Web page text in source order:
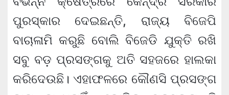
ପୁରସ୍କାର ଦେଇଛନ୍ତି, ରାଜ୍ୟ ବିଜେପି
ବାଚାଳାମି କରୁଛି ବୋଲି ବିଜେଡି ଯୁକ୍ତି ରଖି
ସବୁ ବଡ଼ ପ୍ରସଙ୍ଗକୁ ଅତି ସହଜରେ ହାଲକା
କରିଦେଉଛି। ଏହାଫଳରେ କୌଣସି ପ୍ରସଙ୍ଗ